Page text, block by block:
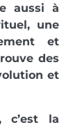
aussi à
une
et
des
et
c’est la